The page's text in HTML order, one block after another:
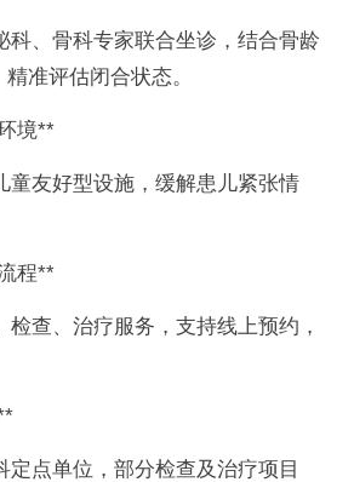
科、骨科专家联合坐诊，结合骨龄
准评估闭合状态。
境**
童友好型设施，缓解患儿紧张情
程**
检查、治疗服务，支持线上预约，
定点单位，部分检查及治疗项目